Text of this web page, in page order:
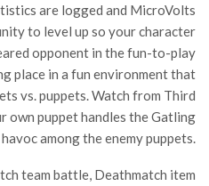
are logged and MicroVolts
to level up so your character
opponent in the fun-to-play
place in a fun environment that
vs. puppets. Watch from Third
own puppet handles the Gatling
among the enemy puppets.
team battle, Deathmatch item